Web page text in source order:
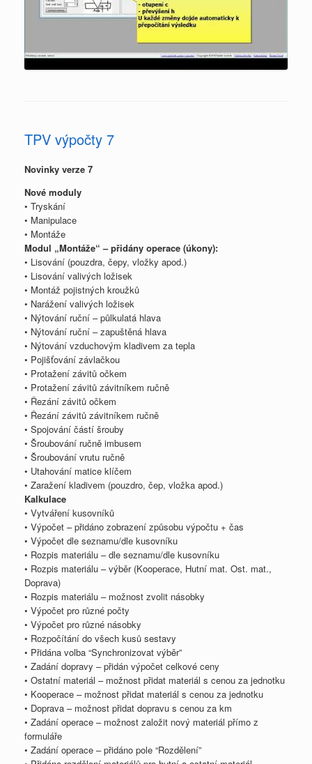
TPV výpočty 7
Novinky verze 7
Nové moduly
• Tryskání
• Manipulace
• Montáže
Modul „Montáže“ – přidány operace (úkony):
• Lisování (pouzdra, čepy, vložky apod.)
• Lisování valivých ložisek
• Montáž pojistných kroužků
• Narážení valivých ložisek
• Nýtování ruční – půlkulatá hlava
• Nýtování ruční – zapuštěná hlava
• Nýtování vzduchovým kladivem za tepla
• Pojišťování závlačkou
• Protažení závitů očkem
• Protažení závitů závitníkem ručně
• Řezání závitů očkem
• Řezání závitů závitníkem ručně
• Spojování částí šrouby
• Šroubování ručně imbusem
• Šroubování vrutu ručně
• Utahování matice klíčem
• Zaražení kladivem (pouzdro, čep, vložka apod.)
Kalkulace
• Vytváření kusovníků
• Výpočet – přidáno zobrazení způsobu výpočtu + čas
• Výpočet dle seznamu/dle kusovníku
• Rozpis materiálu – dle seznamu/dle kusovníku
• Rozpis materiálu – výběr (Kooperace, Hutní mat. Ost. mat.,
Doprava)
• Rozpis materiálu – možnost zvolit násobky
• Výpočet pro různé počty
• Výpočet pro různé násobky
• Rozpočítání do všech kusů sestavy
• Přidána volba “Synchronizovat výběr”
• Zadání dopravy – přidán výpočet celkové ceny
• Ostatní materiál – možnost přidat materiál s cenou za jednotku
• Kooperace – možnost přidat materiál s cenou za jednotku
• Doprava – možnost přidat dopravu s cenou za km
• Zadání operace – možnost založit nový materiál přímo z
formuláře
• Zadání operace – přidáno pole “Rozdělení”